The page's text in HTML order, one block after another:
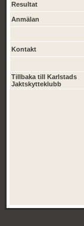
Resultat
Anmälan
Kontakt
Tillbaka till Karlstads
Jaktskytteklubb